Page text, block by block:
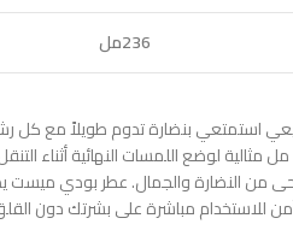
236مل
استمتعي بنضارة تدوم طويلاً مع كل
بشرتك. الزجاجة بسعة 236 مل مثالية لوضع اللمسات النهائية
من النضارة والجمال. عطر بودي ميست
للاستخدام مباشرة على بشرتك دون